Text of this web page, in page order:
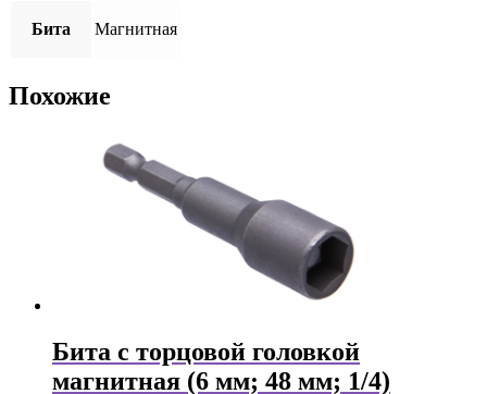
Бита Магнитная
Похожие
Бита с торцовой головкой
магнитная (6 мм; 48 мм; 1/4)